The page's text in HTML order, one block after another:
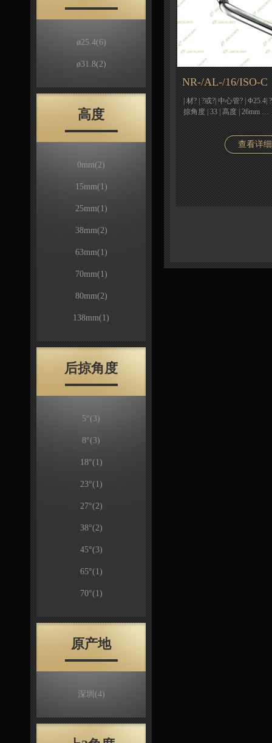
ø25.4(6)
ø31.8(2)
高度
0mm(2)
15mm(1)
25mm(1)
38mm(2)
63mm(1)
70mm(1)
80mm(2)
138mm(1)
后掠角度
5°(3)
8°(3)
18°(1)
23°(1)
27°(2)
38°(2)
45°(3)
65°(1)
70°(1)
原产地
深圳 (4)
NR-/AL-/16/ISO-C
| 材? | ?或?| 中心管? | Φ25.4|
掠角度 | 33 | 高度 | 26mm …
查看详细